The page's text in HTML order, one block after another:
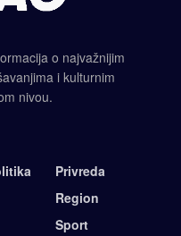
o najvažnijim
i kulturnim
nivou.
Privreda
Region
Sport